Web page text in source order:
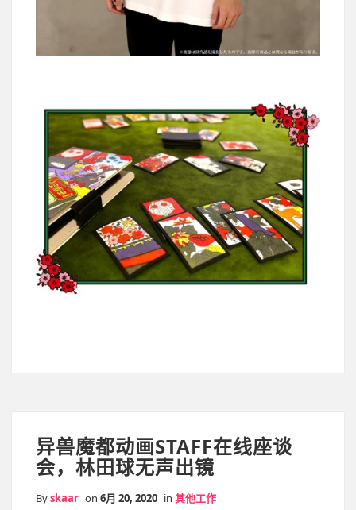
异兽魔都动画STAFF在线座谈
会，林田球无声出镜
Byskaar on 6月 20, 2020 in 其他工作